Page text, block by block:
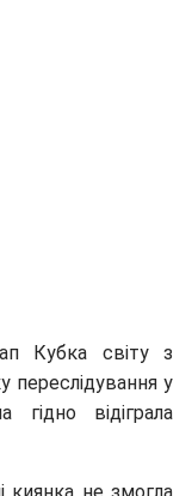
Кубка світу з
переслідування у
відіграла